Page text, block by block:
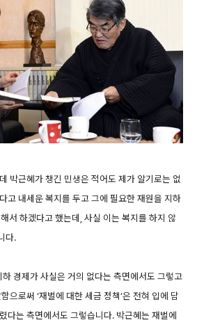
박근혜가 챙긴 민생은 적어도 제가 알기로는 없
고 내세운 복지를 두고 그에 필요한 재원을 지하
서 하겠다고 했는데, 사실 이는 복지를 하지 않
다.
경제가 사실은 거의 없다는 측면에서도 그렇고
으로써 ‘재벌에 대한 세금 정책’은 전혀 입에 담
다는 측면에서도 그렇습니다. 박근혜는 재벌에